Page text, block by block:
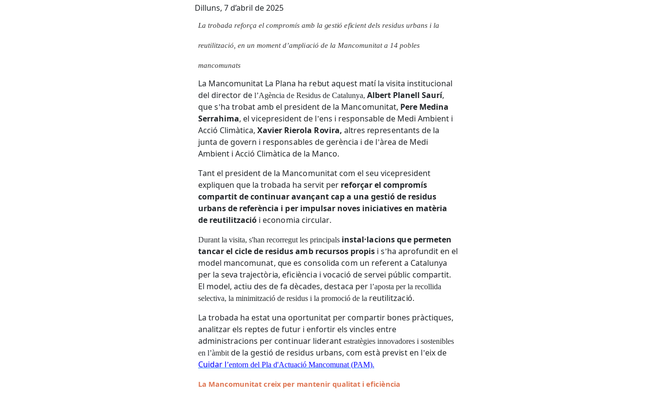
Dilluns, 7 d’abril de 2025
La trobada reforça el compromís amb la gestió eficientdelsresidus urbans i la
reutilització en un momentd’ampliació de la Mancomunitat a 14 pobles
mancomunats
La Mancomunitat La Plana ha rebut aquest matíla visita institucional
deldirectordel’Agènciade Residus de Catalunya, Albert Planell Saurí,
ques’hatrobat amb el presidentde la Mancomunitat, Pere Medina
Serrahima, elvicepresidentde l’ens i responsable de MediAmbient i
Acció Climàtica,Xavier Rierola Rovira, altres representants de la
juntade govern i responsables de gerència i de l’àreade Medi
Ambient iAcció Climàtica de la Manco.
Tant el presidentde la Mancomunitat com el seu vicepresident
expliquen que latrobada haservit per reforçarel compromís
compartitde continuaravançantcap a una gestióde residus
urbansde referència i per impulsar noves iniciativesen matèria
de reutilització i economia circular.
Durantla visita,s'han recorregutlesprincipals instal·lacionsque permeten
tancarel ciclede residus amb recursos propis i s’ha aprofundit en el
model mancomunat, que es consolida com un referent a Catalunya
per lasevatrajectòria, eficiència i vocació deservei públic compartit.
El model, actiudesde fadècades,destaca per l’aposta perla recollida
selectiva,la minimitzacióde residus ilapromoció dela reutilització.
La trobada ha estat una oportunitat per compartir bones pràctiques,
analitzar els reptesde futur i enfortir els vincles entre
administracions per continuar liderant estratègies innovadores isostenibles
en l’àmbitde la gestió de residus urbans, com està previst en l’eixde
Cuidar l’entorn del Pla d'Actuació Mancomunat (PAM).
La Mancomunitat creix per mantenirqualitat i eficiència